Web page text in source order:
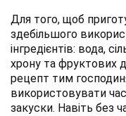
Для того, щоб
здебільшого
інгредієнтів: вода,
хрону та фруктових
рецепт тим
використовувати
закуски. Навіть без